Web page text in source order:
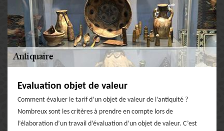
Evaluation objet de valeur
Comment évaluer le tarif d’un objet de valeur de l’antiquité ?
Nombreux sont les critères à prendre en compte lors de
l’élaboration d’un travail d’évaluation d’un objet de valeur. C’est